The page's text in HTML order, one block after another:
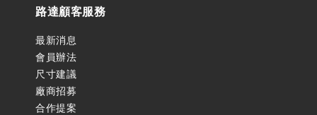
路達顧客服務
最新消息
會員辦法
尺寸建議
廠商招募
合作提案